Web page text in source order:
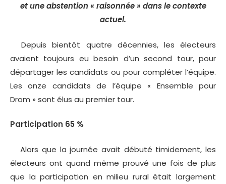
et une abstention « raisonnée » dans le contexte
actuel.
Depuis bientôt quatre décennies, les électeurs
avaient toujours eu besoin d’un second tour, pour
départager les candidats ou pour compléter l’équipe.
Les onze candidats de l’équipe « Ensemble pour
Drom » sont élus au premier tour.
Participation 65 %
Alors que la journée avait débuté timidement, les
électeurs ont quand même prouvé une fois de plus
que la participation en milieu rural était largement